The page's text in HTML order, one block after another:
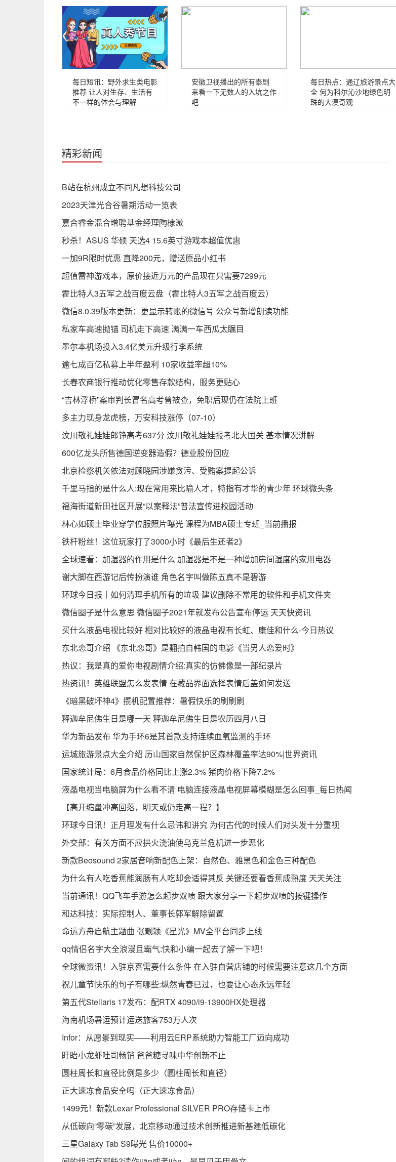
每日短讯：野外求生类电影
推荐 让人对生存、生活有
不一样的体会与理解
安徽卫视播出的所有泰剧
来看一下无数人的入坑之作
吧
每日热点：通辽旅游景点大
全 何为科尔沁沙地绿色明
珠的大漠奇观
精彩新闻
B站在杭州成立不同凡想科技公司
2023天津光合谷暑期活动一览表
嘉合睿金混合增聘基金经理陶棣溦
秒杀！ASUS 华硕 天选4 15.6英寸游戏本超值优惠
一加9R限时优惠 直降200元，赠送原品小红书
超值雷神游戏本，原价接近万元的产品现在只需要7299元
霍比特人3五军之战百度云盘（霍比特人3五军之战百度云）
微信8.0.39版本更新：更显示转账的微信号 公众号新增朗读功能
私家车高速抛锚 司机走下高速 满满一车西瓜太瞩目
墨尔本机场投入3.4亿美元升级行李系统
逾七成百亿私募上半年盈利 10家收益率超10%
长春农商银行推动优化零售存款结构，服务更贴心
“吉林浮桥”案审判长冒名高考曾被查，免职后现仍在法院上班
多主力现身龙虎榜，万安科技涨停（07-10）
汶川敬礼娃娃郎铮高考637分 汶川敬礼娃娃报考北大国关 基本情况讲解
600亿龙头所售德国逆变器造假？德业股份回应
北京检察机关依法对顾晓园涉嫌贪污、受贿案提起公诉
千里马指的是什么人:现在常用来比喻人才，特指有才华的青少年 环球微头条
福海街道新田社区开展“以案释法”普法宣传进校园活动
林心如硕士毕业穿学位服照片曝光 课程为MBA硕士专班_当前播报
铁杆粉丝！这位玩家打了3000小时《最后生还者2》
全球速看：加湿器的作用是什么 加湿器是不是一种增加房间湿度的家用电器
谢大脚在西游记后传扮演谁 角色名字叫做陈五真不是碧游
环球今日报丨如何清理手机所有的垃圾 建议删除不常用的软件和手机文件夹
微信圈子是什么意思 微信圈子2021年就发布公告宣布停运 天天快资讯
买什么液晶电视比较好 相对比较好的液晶电视有长虹、康佳和什么-今日热议
东北恋哥介绍 《东北恋哥》是翻拍自韩国的电影《当男人恋爱时》
热议：我是真的爱你电视剧情介绍:真实的仿佛像是一部纪录片
热资讯！英雄联盟怎么发表情 在藏品界面选择表情后盖如何发送
《暗黑破坏神4》攒机配置推荐：暑假快乐的刷刷刷
释迦牟尼佛生日是哪一天 释迦牟尼佛生日是农历四月八日
华为新品发布 华为手环6是其首款支持连续血氧监测的手环
运城旅游景点大全介绍 历山国家自然保护区森林覆盖率达90%|世界资讯
国家统计局：6月食品价格同比上涨2.3% 猪肉价格下降7.2%
液晶电视当电脑屏为什么看不清 电脑连接液晶电视屏幕模糊是怎么回事_每日热闻
【高开缩量冲高回落，明天或仍走高一程？】
环球今日讯！正月理发有什么忌讳和讲究 为何古代的时候人们对头发十分重视
外交部：有关方面不应拱火浇油使乌克兰危机进一步恶化
新款Beosound 2家居音响新配色上架：自然色、雅黑色和金色三种配色
为什么有人吃香蕉能润肠有人吃却会适得其反 关键还要看香蕉成熟度 天天关注
当前通讯！QQ飞车手游怎么起步双喷 跟大家分享一下起步双喷的按键操作
和达科技：实际控制人、董事长郭军解除留置
命运方舟启航主题曲 张靓颖《星光》MV全平台同步上线
qq情侣名字大全浪漫且霸气:快和小编一起去了解一下吧！
全球微资讯！入驻京喜需要什么条件 在入驻自营店铺的时候需要注意这几个方面
祝儿童节快乐的句子有哪些:纵然青春已过，也要让心态永远年轻
第五代Stellaris 17发布：配RTX 4090/i9-13900HX处理器
海南机场暑运预计运送旅客753万人次
Infor：从愿景到现实——利用云ERP系统助力智能工厂迈向成功
盱眙小龙虾吐司畅销 爸爸糖寻味中华创新不止
圆柱周长和直径比例是多少（圆柱周长和直径）
正大速冻食品安全吗（正大速冻食品）
1499元！新款Lexar Professional SILVER PRO存储卡上市
从低碳向“零碳”发展，北京移动通过技术创新推进新基建低碳化
三星Galaxy Tab S9曝光 售价10000+